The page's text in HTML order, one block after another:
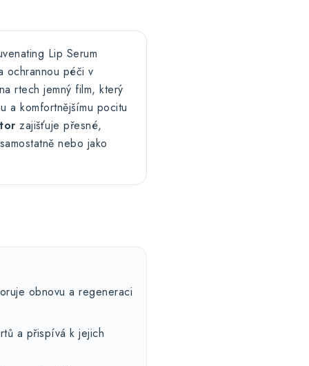
Lip Serum
ochrannou péči v
rtech jemný film, který
a komfortnějšímu pocitu
zajišťuje přesné,
nebo jako
obnovu a regeneraci
a přispívá k jejich